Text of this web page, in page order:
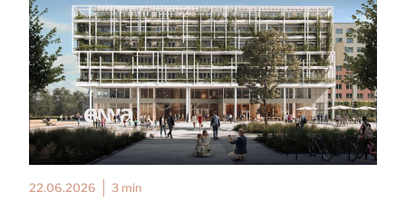
22.06.2026 3 min